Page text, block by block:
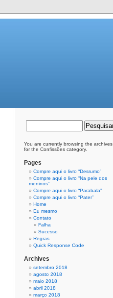
You are currently browsing the archives
for the Confissões category.
Pages
Compre aqui o livro “Desrumo”
Compre aqui o livro “Na pele dos
meninos”
Compre aqui o livro “Parabala”
Compre aqui o livro “Pater”
Home
Eu mesmo
Contato
Falha
Sucesso
Regras
Quick Response Code
Archives
setembro 2018
agosto 2018
maio 2018
abril 2018
março 2018